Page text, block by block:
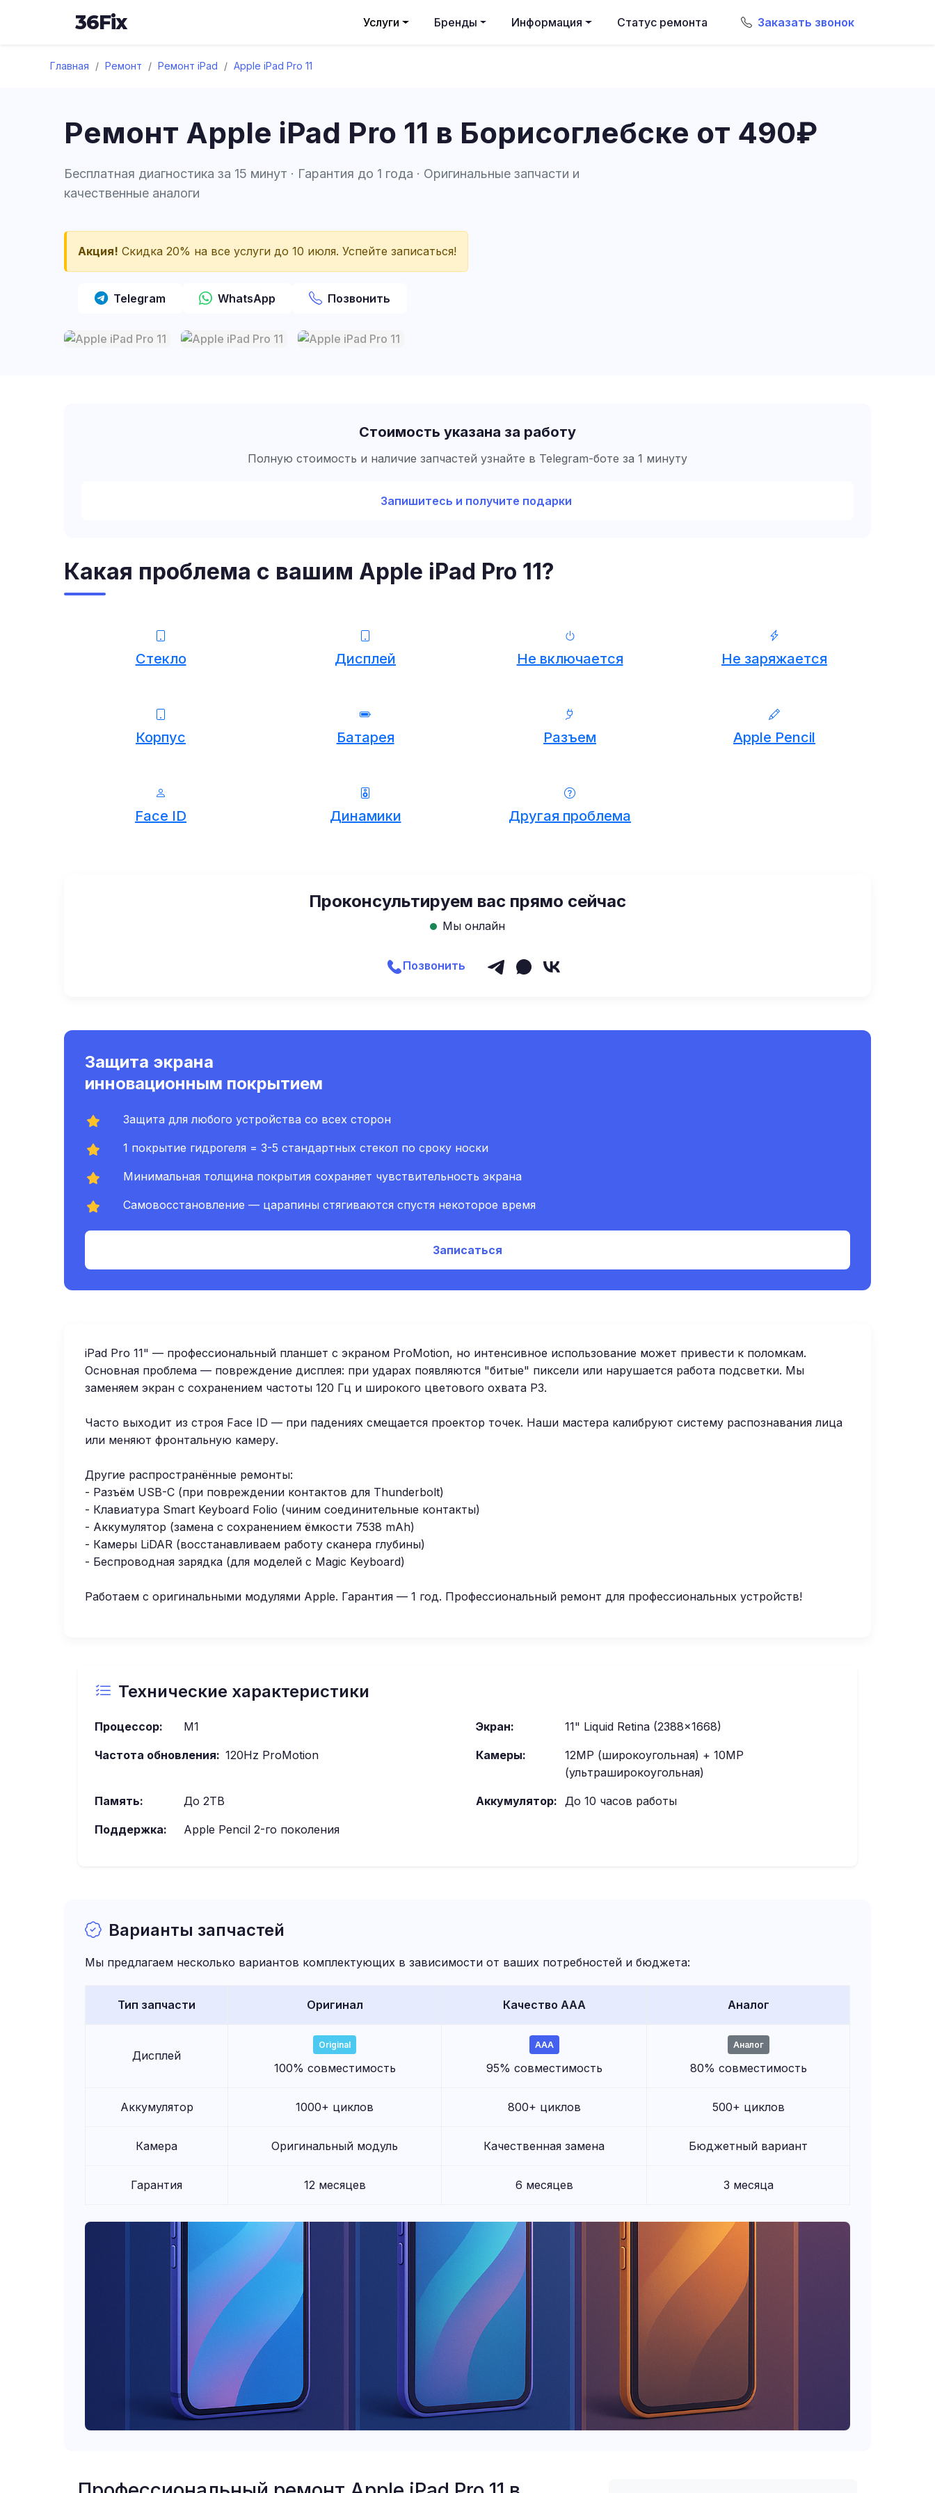
36Fix Услуги Бренды Информация Статус ремонта Заказать звонок
Главная / Ремонт / Ремонт iPad / Apple iPad Pro 11
Ремонт Apple iPad Pro 11 в Борисоглебске от 490₽
Бесплатная диагностика за 15 минут · Гарантия до 1 года · Оригинальные запчасти и
качественные аналоги
Акция! Скидка 20% на все услуги до 10 июля. Успейте записаться!
Telegram WhatsApp Позвонить
Стоимость указана за работу
Полную стоимость и наличие запчастей узнайте в Telegram-боте за 1 минуту
Запишитесь и получите подарки
Какая проблема с вашим Apple iPad Pro 11?
Стекло Дисплей Не включается Не заряжается
Корпус Батарея Разъем Apple Pencil
Face ID Динамики Другая проблема
Проконсультируем вас прямо сейчас
Мы онлайн
Позвонить
Защита экрана
инновационным покрытием
Защита для любого устройства со всех сторон
1 покрытие гидрогеля = 3-5 стандартных стекол по сроку носки
Минимальная толщина покрытия сохраняет чувствительность экрана
Самовосстановление — царапины стягиваются спустя некоторое время
Записаться
iPad Pro 11" — профессиональный планшет с экраном ProMotion, но интенсивное использование может привести к поломкам.
Основная проблема — повреждение дисплея: при ударах появляются "битые" пиксели или нарушается работа подсветки. Мы
заменяем экран с сохранением частоты 120 Гц и широкого цветового охвата P3.
Часто выходит из строя Face ID — при падениях смещается проектор точек. Наши мастера калибруют систему распознавания лица
или меняют фронтальную камеру.
Другие распространённые ремонты:
- Разъём USB-C (при повреждении контактов для Thunderbolt)
- Клавиатура Smart Keyboard Folio (чиним соединительные контакты)
- Аккумулятор (замена с сохранением ёмкости 7538 mAh)
- Камеры LiDAR (восстанавливаем работу сканера глубины)
- Беспроводная зарядка (для моделей с Magic Keyboard)
Работаем с оригинальными модулями Apple. Гарантия — 1 год. Профессиональный ремонт для профессиональных устройств!
Технические характеристики
Процессор: M1 Экран: 11" Liquid Retina (2388×1668)
Частота обновления: 120Hz ProMotion Камеры:
12MP (широкоугольная) + 10MP
(ультраширокоугольная)
Память: До 2TB Аккумулятор: До 10 часов работы
Поддержка: Apple Pencil 2-го поколения
Варианты запчастей
Мы предлагаем несколько вариантов комплектующих в зависимости от ваших потребностей и бюджета:
Тип запчасти Оригинал Качество AAA Аналог
Дисплей
Original
100% совместимость
AAA
95% совместимость
Аналог
80% совместимость
Аккумулятор 1000+ циклов 800+ циклов 500+ циклов
Камера Оригинальный модуль Качественная замена Бюджетный вариант
Гарантия 12 месяцев 6 месяцев 3 месяца